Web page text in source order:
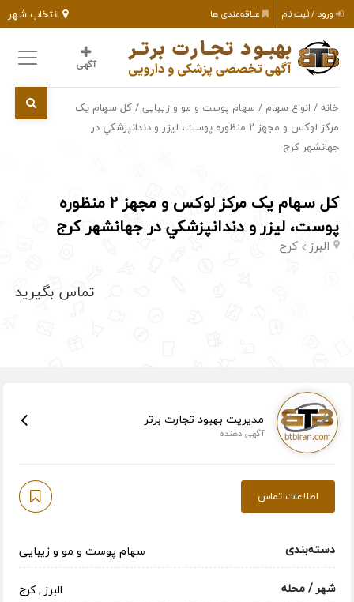
انتخاب شهر ورود / ثبت نام علاقه‌مندی ها
آگهی
خانه / انواع سهام / سهام پوست و مو و زیبایی / كل سهام یک
مركز لوكس و مجهز ۲ منظوره پوست، ليزر و دندانپزشكي در
جهانشهر كرج
كل سهام یک مركز لوكس و مجهز ۲ منظوره
پوست، ليزر و دندانپزشكي در جهانشهر كرج
البرز کرج
تماس بگیرید
مدیریت بهبود تجارت برتر
آگهی دهنده
اطلاعات تماس
دسته‌بندی
سهام پوست و مو و زیبایی
شهر / محله
البرز,کرج